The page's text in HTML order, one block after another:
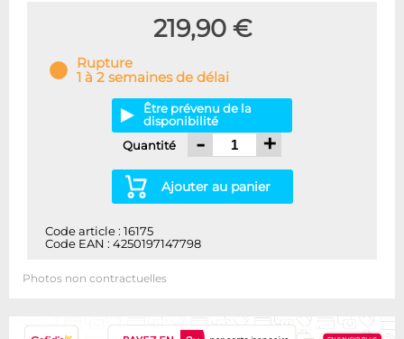
219,90 €
Rupture
1 à 2 semaines de délai
Être prévenu de la
disponibilité
Quantité
- +
Ajouter au panier
Code article : 16175
Code EAN : 4250197147798
Photos non contractuelles